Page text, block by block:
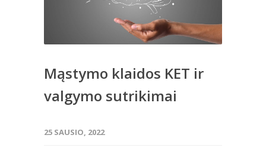
Mąstymo klaidos KET ir
valgymo sutrikimai
25 SAUSIO, 2022